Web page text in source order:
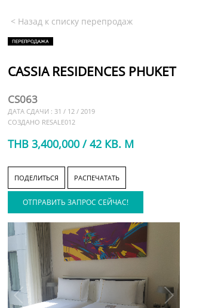
< Назад к списку перепродаж
CASSIA RESIDENCES PHUKET
CS063
ДАТА СДАЧИ : 31 / 12 / 2019
СОЗДАНО RESALE012
THB 3,400,000 / 42 КВ. М
ПОДЕЛИТЬСЯ РАСПЕЧАТАТЬ
ОТПРАВИТЬ ЗАПРОС СЕЙЧАС!